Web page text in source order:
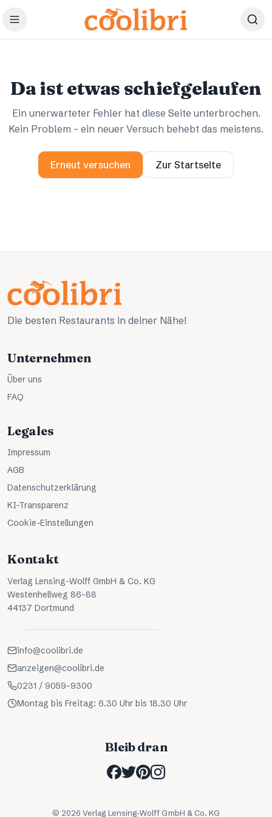
Zum Hauptinhalt springen
Da ist etwas schiefgelaufen
Ein unerwarteter Fehler hat diese Seite unterbrochen.
Kein Problem – ein neuer Versuch behebt das meistens.
Erneut versuchen Zur Startseite
Die besten Restaurants in deiner Nähe!
Unternehmen
Über uns
FAQ
Legales
Impressum
AGB
Datenschutzerklärung
KI-Transparenz
Cookie-Einstellungen
Kontakt
Verlag Lensing-Wolff GmbH & Co. KG
Westenhellweg 86-88
44137 Dortmund
info@coolibri.de
anzeigen@coolibri.de
0231 / 9059-9300
Montag bis Freitag: 6.30 Uhr bis 18.30 Uhr
Bleib dran
© 2026 Verlag Lensing-Wolff GmbH & Co. KG